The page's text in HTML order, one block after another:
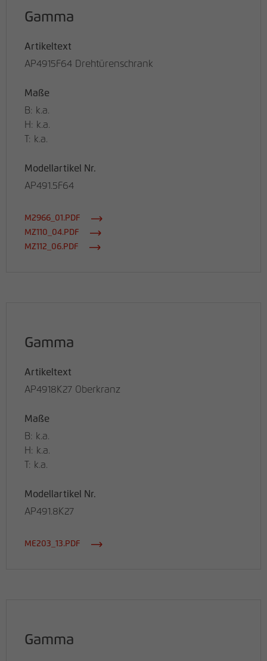
Gamma
Artikeltext
AP4915F64 Drehtürenschrank
Maße
B: k.a.
H: k.a.
T: k.a.
Modellartikel Nr.
AP491.5F64
M2966_01.PDF
MZ110_04.PDF
MZ112_06.PDF
Gamma
Artikeltext
AP4918K27 Oberkranz
Maße
B: k.a.
H: k.a.
T: k.a.
Modellartikel Nr.
AP491.8K27
ME203_13.PDF
Gamma